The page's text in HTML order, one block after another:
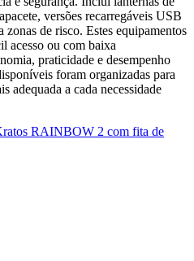
versões recarregáveis USB
de risco. Estes equipamentos
acesso ou com baixa
praticidade e desempenho
foram organizadas para
adequada a cada necessidade